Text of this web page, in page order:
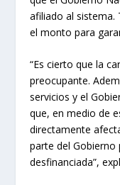
afiliado al sistema.
el monto para
“Es cierto que la
preocupante.
servicios y el
que, en medio de
directamente
parte del Gobierno
desfinanciada”,